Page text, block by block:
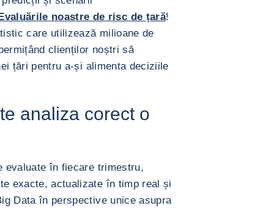
noastre de risc de țară!
care utilizează milioane de
clienților noștri să
țări pentru a-și alimenta deciziile
analiza corect o
evaluate în fiecare trimestru,
exacte, actualizate în timp real și
Data în perspective unice asupra